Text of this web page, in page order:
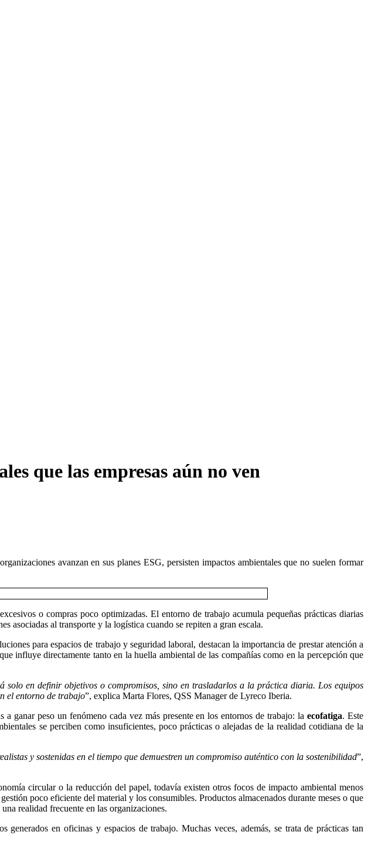
que las empresas aún no ven
avanzan en sus planes ESG, persisten impactos ambientales que no suelen formar
o compras poco optimizadas. El entorno de trabajo acumula pequeñas prácticas diarias
asociadas al transporte y la logística cuando se repiten a gran escala.
para espacios de trabajo y seguridad laboral, destacan la importancia de prestar atención a
influye directamente tanto en la huella ambiental de las compañías como en la percepción que
solo en definir objetivos o compromisos, sino en trasladarlos a la práctica diaria. Los equipos
el entorno de trabajo”, explica Marta Flores, QSS Manager de Lyreco Iberia.
ganar peso un fenómeno cada vez más presente en los entornos de trabajo: laecofatiga. Este
se perciben como insuficientes, poco prácticas o alejadas de la realidad cotidiana de la
y sostenidas en el tiempo que demuestren un compromiso auténtico con la sostenibilidad”,
circular o la reducción del papel, todavía existen otros focos de impacto ambiental menos
poco eficiente del material y los consumibles. Productos almacenados durante meses o que
realidad frecuente en las organizaciones.
en oficinas y espacios de trabajo. Muchas veces, además, se trata de prácticas tan